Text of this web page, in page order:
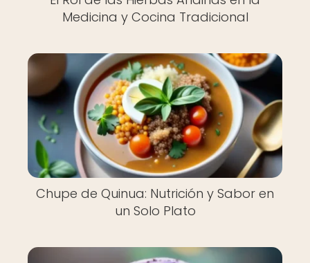
Medicina y Cocina Tradicional
Chupe de Quinua: Nutrición y Sabor en
un Solo Plato